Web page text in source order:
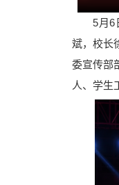
5月6日
斌，校长
委宣传部
人、学生